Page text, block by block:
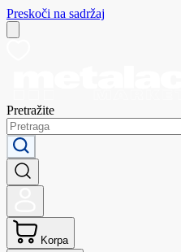
Preskoči na sadržaj
Pretražite
Korpa